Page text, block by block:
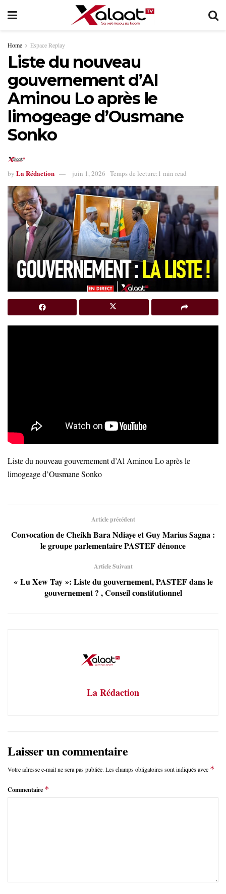
Home Espace Replay
Liste du nouveau
gouvernement d’Al
Aminou Lo après le
limogeage d’Ousmane
Sonko
by La Rédaction juin 1, 2026 Temps de lecture:1 min read
Liste du nouveau gouvernement d’Al Aminou Lo après le
limogeage d’Ousmane Sonko
Article précédent
Convocation de Cheikh Bara Ndiaye et Guy Marius Sagna :
le groupe parlementaire PASTEF dénonce
Article Suivant
« Lu Xew Tay »: Liste du gouvernement, PASTEF dans le
gouvernement ? , Conseil constitutionnel
La Rédaction
Laisser un commentaire
Votre adresse e-mail ne sera pas publiée. Les champs obligatoires sont indiqués avec *
Commentaire *